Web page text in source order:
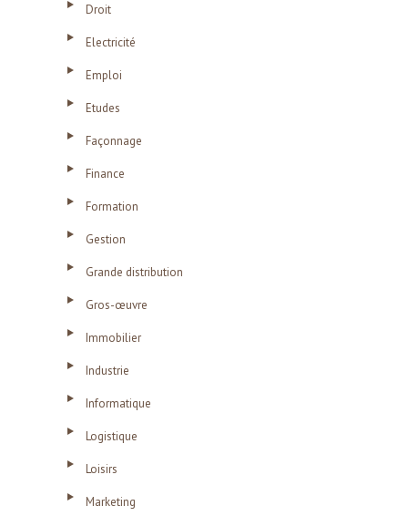
Droit
Electricité
Emploi
Etudes
Façonnage
Finance
Formation
Gestion
Grande distribution
Gros-œuvre
Immobilier
Industrie
Informatique
Logistique
Loisirs
Marketing